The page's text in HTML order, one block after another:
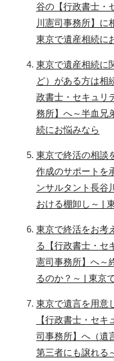
谷の【行政書士・
川憲司事務所】に
東京で遺産相続に
東京で遺産相続に
ど）がある方は相
政書士・セキュリ
務所】へ～半血兄
続にお悩みなら
東京で終活の相談
作成のサポートを
ンサルタント長谷
おける棚卸し～ |
東京で終活をお考
る【行政書士・セ
憲司事務所】へ～
るのか？～ | 東京
東京で遺言を用意
【行政書士・セ
司事務所】へ（遺
第三者にも譲れる